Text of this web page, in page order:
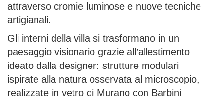
attraverso cromie luminose e nuove tecniche
artigianali.
Gli interni della villa si trasformano in un
paesaggio visionario grazie all’allestimento
ideato dalla designer: strutture modulari
ispirate alla natura osservata al microscopio,
realizzate in vetro di Murano con Barbini